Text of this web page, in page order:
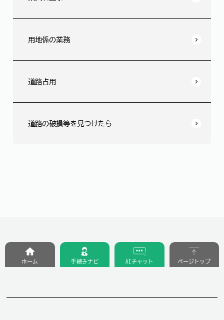
用地係の業務
道路占用
道路の破損等を見つけたら
ホーム 手続きナビ AIチャット ページトップ